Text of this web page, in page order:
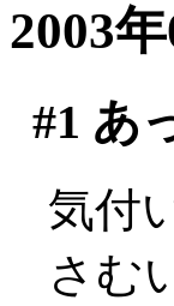
2003
#1 あ
気付
さむ